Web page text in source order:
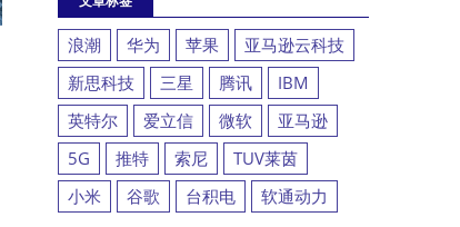
浪潮 华为 苹果
亚马逊云科技
新思科技
三星 腾讯
IBM
英特尔
爱立信 微软
亚马逊
5G
推特 索尼
TUV莱茵
小米
谷歌 台积电 软通动力